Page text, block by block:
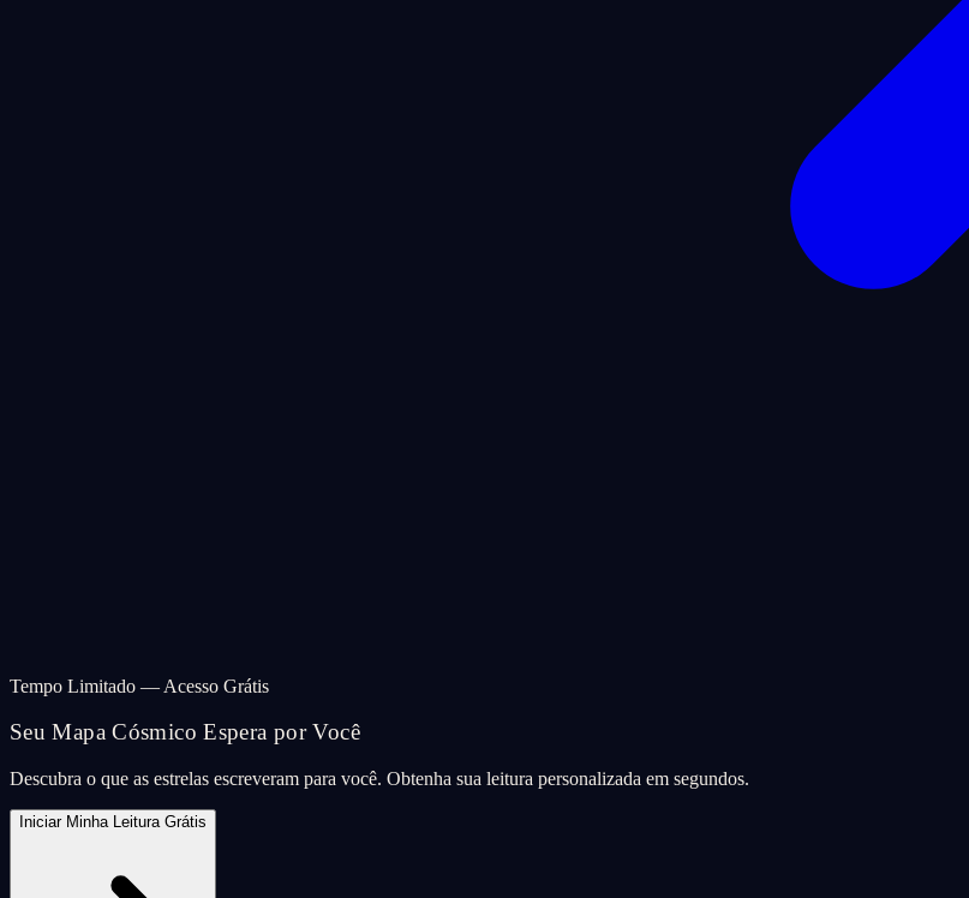
Tempo Limitado — Acesso Grátis
Seu Mapa Cósmico Espera por Você
Descubra o que as estrelas escreveram para você. Obtenha sua leitura personalizada em segundos.
Iniciar Minha Leitura Grátis